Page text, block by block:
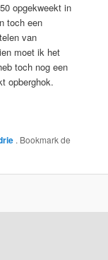
opgekweekt in
toch een
van
moet ik het
toch nog een
opberghok.
. Bookmark de